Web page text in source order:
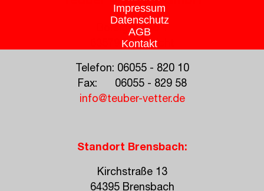
Impressum
Datenschutz
AGB
Kontakt
Borsigstraße 4
63579 Freigericht
Telefon: 06055 - 820 10
Fax: 06055 - 829 58
info@teuber-vetter.de
Standort Brensbach:
Kirchstraße 13
64395 Brensbach